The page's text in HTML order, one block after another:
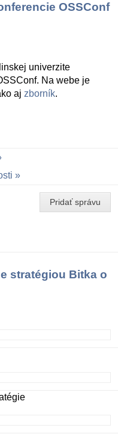
OSSConf
univerzite
Na webe je
aj zborník.
Pridať správu
stratégiou Bitka o